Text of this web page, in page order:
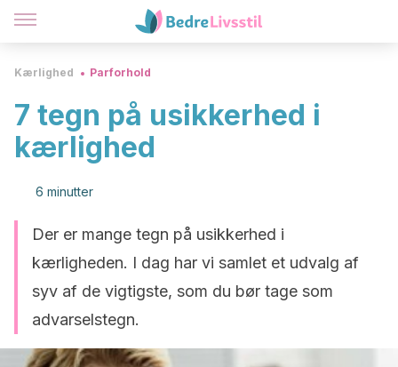
Kærlighed Parforhold
7 tegn på usikkerhed i
kærlighed
6 minutter
Der er mange tegn på usikkerhed i
kærligheden. I dag har vi samlet et udvalg af
syv af de vigtigste, som du bør tage som
advarselstegn.